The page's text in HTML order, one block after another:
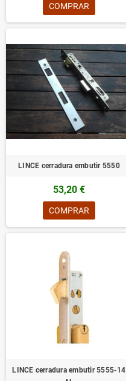
COMPRAR
LINCE cerradura embutir 5550
53,20 €
COMPRAR
LINCE cerradura embutir 5555-14